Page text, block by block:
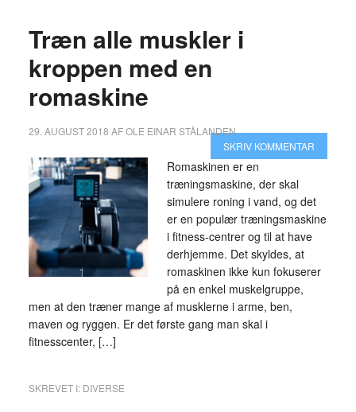
Træn alle muskler i
kroppen med en
romaskine
29. AUGUST 2018 AFOLE EINAR STÅLANDEN
SKRIV KOMMENTAR
Romaskinen er en
træningsmaskine, der skal
simulere roning i vand, og det
er en populær træningsmaskine
i fitness-centrer og til at have
derhjemme. Det skyldes, at
romaskinen ikke kun fokuserer
på en enkel muskelgruppe,
men at den træner mange af musklerne i arme, ben,
maven og ryggen. Er det første gang man skal i
fitnesscenter, […]
SKREVET I: DIVERSE